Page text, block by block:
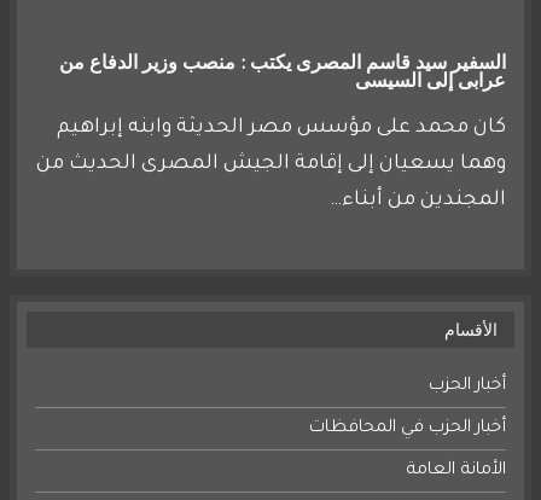
السفير سيد قاسم المصرى يكتب : منصب وزير الدفاع من
عرابى إلى السيسى
كان محمد على مؤسس مصر الحديثة وابنه إبراهيم
وهما يسعيان إلى إقامة الجيش المصرى الحديث من
المجندين من أبناء…
الأقسام
أخبار الحزب
أخبار الحزب في المحافظات
الأمانة العامة